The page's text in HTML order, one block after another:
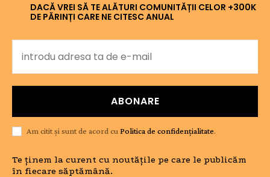
DACĂ VREI SĂ TE ALĂTURI COMUNITĂȚII CELOR +300K
DE PĂRINȚI CARE NE CITESC ANUAL
ABONARE
Am citit și sunt de acord cuPolitica de confidențialitate.
Te ținem la curent cu noutățile pe care le publicăm
în fiecare săptămână.